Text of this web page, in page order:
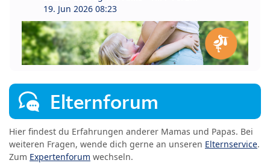
19. Jun 2026 08:23
Elternforum
Hier findest du Erfahrungen anderer Mamas und Papas. Bei
weiteren Fragen, wende dich gerne an unseren Elternservice.
Zum Expertenforum wechseln.